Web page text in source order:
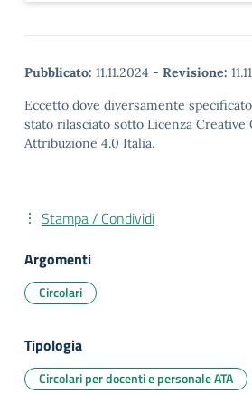
Pubblicato: 11.11.2024 - Revisione:
Eccetto dove diversamente
stato rilasciato sotto Licenza Creative
Attribuzione 4.0 Italia.
Stampa / Condividi
Argomenti
Circolari
Tipologia
Circolari per docenti e personale ATA